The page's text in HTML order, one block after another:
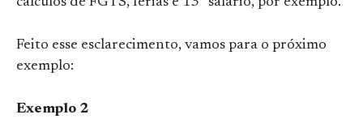
Feito esse esclarecimento, vamos para o próximo
exemplo:
Exemplo 2